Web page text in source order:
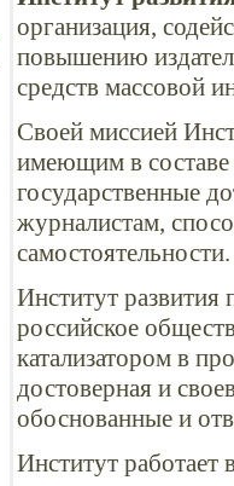
организация,
повышению
средств массовой
Своей миссией
имеющим в составе
государственные
журналистам,
самостоятельности.
Институт развития
российское
катализатором в
достоверная и
обоснованные и
Институт работает